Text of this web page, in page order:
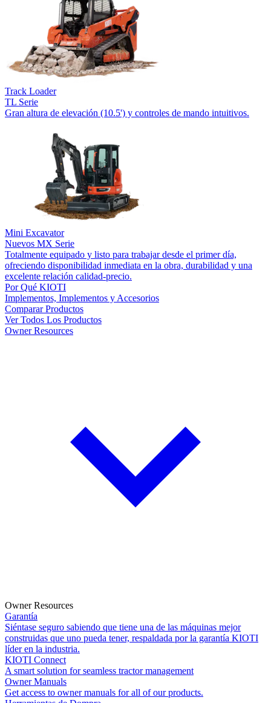
Track Loader
TL Serie
Gran altura de elevación (10.5') y controles de mando intuitivos.
Mini Excavator
Nuevos MX Serie
Totalmente equipado y listo para trabajar desde el primer día,
ofreciendo disponibilidad inmediata en la obra, durabilidad y una
excelente relación calidad-precio.
Por Qué KIOTI
Implementos, Implementos y Accesorios
Comparar Productos
Ver Todos Los Productos
Owner Resources
Owner Resources
Garantía
Siéntase seguro sabiendo que tiene una de las máquinas mejor
construidas que uno pueda tener, respaldada por la garantía KIOTI
líder en la industria.
KIOTI Connect
A smart solution for seamless tractor management
Owner Manuals
Get access to owner manuals for all of our products.